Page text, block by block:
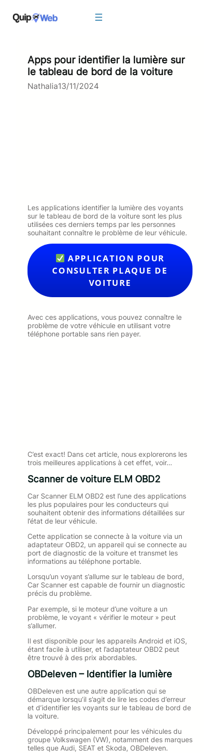
Apps pour identifier la lumière sur
le tableau de bord de la voiture
Nathalia13/11/2024
Les applications identifier la lumière des voyants
sur le tableau de bord de la voiture sont les plus
utilisées ces derniers temps par les personnes
souhaitant connaître le problème de leur véhicule.
APPLICATION POUR
CONSULTER PLAQUE DE
VOITURE
Avec ces applications, vous pouvez connaître le
problème de votre véhicule en utilisant votre
téléphone portable sans rien payer.
C’est exact! Dans cet article, nous explorerons les
trois meilleures applications à cet effet, voir…
Scanner de voiture ELM OBD2
Car Scanner ELM OBD2 est l’une des applications
les plus populaires pour les conducteurs qui
souhaitent obtenir des informations détaillées sur
l’état de leur véhicule.
Cette application se connecte à la voiture via un
adaptateur OBD2, un appareil qui se connecte au
port de diagnostic de la voiture et transmet les
informations au téléphone portable.
Lorsqu’un voyant s’allume sur le tableau de bord,
Car Scanner est capable de fournir un diagnostic
précis du problème.
Par exemple, si le moteur d’une voiture a un
problème, le voyant « vérifier le moteur » peut
s’allumer.
Il est disponible pour les appareils Android et iOS,
étant facile à utiliser, et l’adaptateur OBD2 peut
être trouvé à des prix abordables.
OBDeleven – Identifier la lumière
OBDeleven est une autre application qui se
démarque lorsqu’il s’agit de lire les codes d’erreur
et d’identifier les voyants sur le tableau de bord de
la voiture.
Développé principalement pour les véhicules du
groupe Volkswagen (VW), notamment des marques
telles que Audi, SEAT et Skoda, OBDeleven.